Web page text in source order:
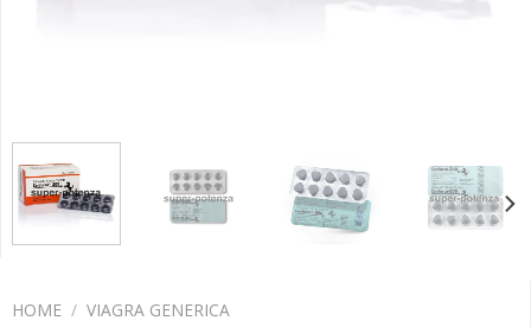
HOME / VIAGRA GENERICA